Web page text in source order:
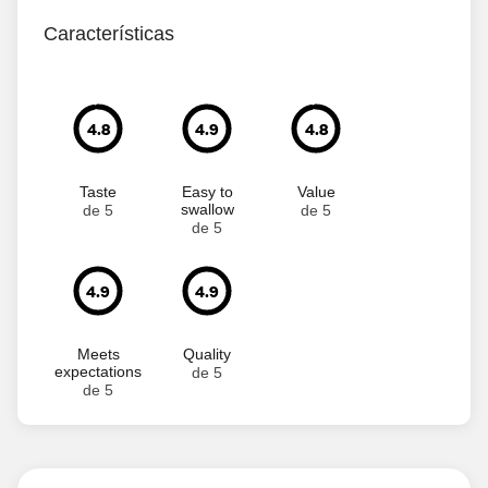
Características
4.8
Taste
de 5
4.9
Easy to
swallow
de 5
4.8
Value
de 5
4.9
Meets
expectations
de 5
4.9
Quality
de 5